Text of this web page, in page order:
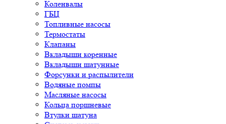
Коленвалы
ГБЦ
Топливные насосы
Термостаты
Клапаны
Вкладыши коренные
Вкладыши шатунные
Форсунки и распылители
Водяные помпы
Масляные насосы
Кольца поршневые
Втулки шатуна